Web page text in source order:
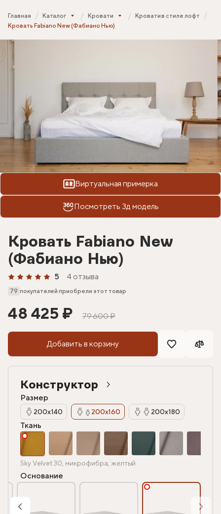
Главная Каталог Кровати
Кровати в стиле лофт
Кровать Fabiano New (Фабиано Нью)
Виртуальная примерка
Посмотреть 3д модель
Кровать Fabiano New
(Фабиано Нью)
5 4 отзыва
79 покупателей приобрели этот товар
48 425 ₽ 79 600 ₽
Добавить в корзину
Конструктор
Размер
200х140 200х160 200х180
Ткань
Sky Velvet 30, микрофибра, желтый
Основание